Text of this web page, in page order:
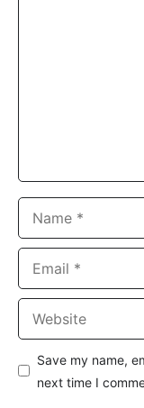
Save my name,
next time I